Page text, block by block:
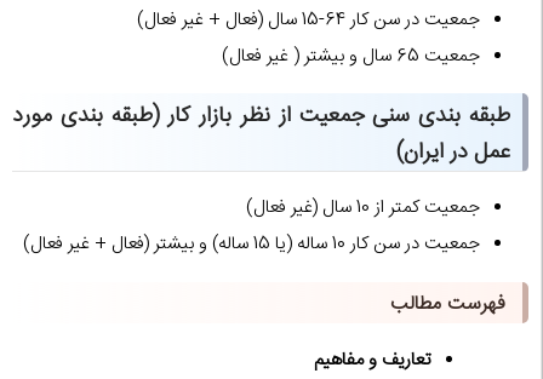
جمعیت در سن کار 64-15 سال (فعال + غیر فعال)
جمعیت 65 سال و بیشتر ( غیر فعال)
طبقه بندی سنی جمعیت از نظر بازار کار (طبقه بندی مورد
عمل در ایران)
جمعیت کمتر از 10 سال (غیر فعال)
جمعیت در سن کار 10 ساله (یا 15 ساله) و بیشتر (فعال + غیر فعال)
فهرست مطالب
تعاریف و مفاهیم